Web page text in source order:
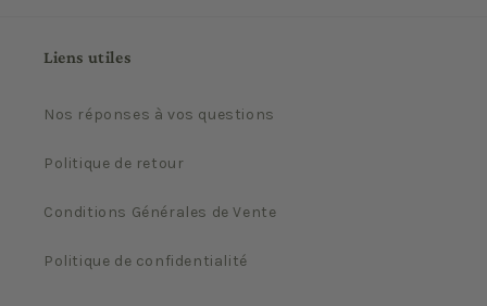
Liens utiles
Nos réponses à vos questions
Politique de retour
Conditions Générales de Vente
Politique de confidentialité